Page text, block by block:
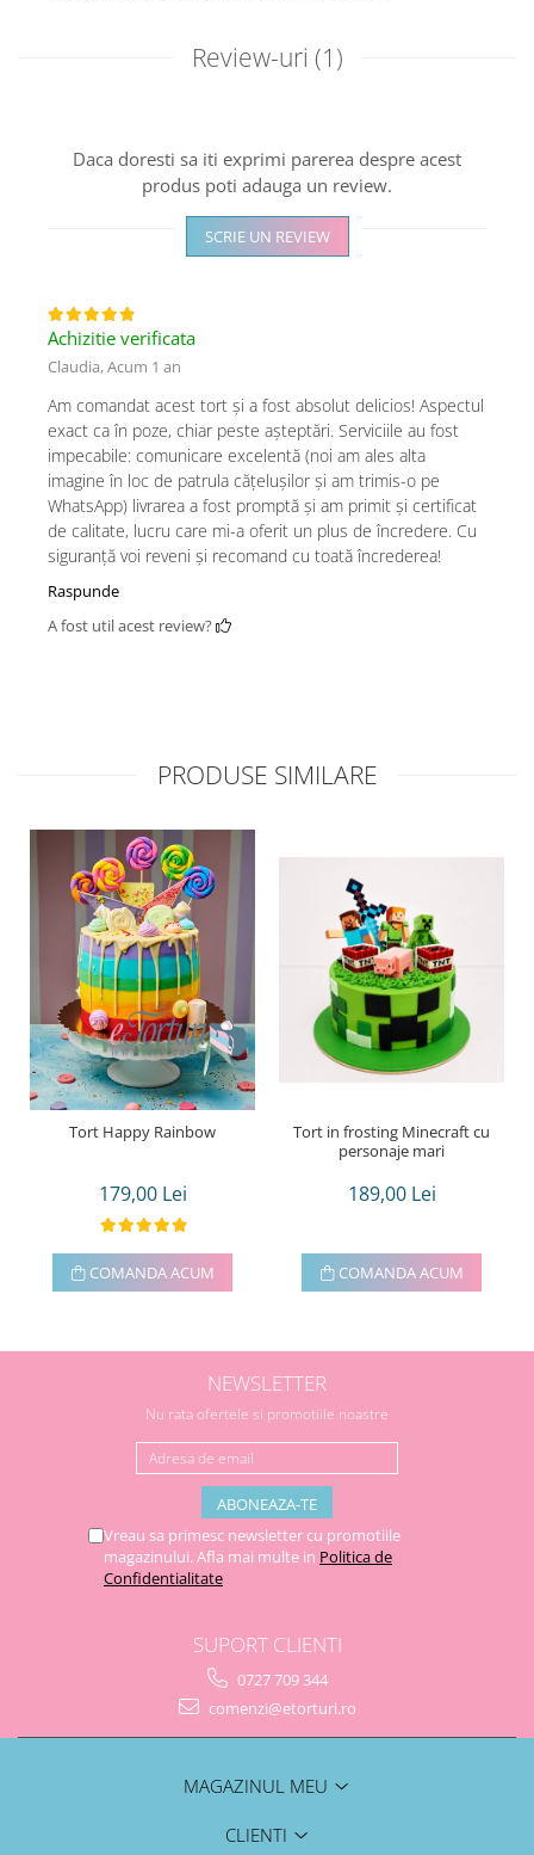
Review-uri (1)
Daca doresti sa iti exprimi parerea despre acest
produs poti adauga un review.
SCRIE UN REVIEW
Achizitie verificata
Claudia,Acum 1 an
Am comandat acest tort și a fost absolut delicios! Aspectul
exact ca în poze, chiar peste așteptări. Serviciile au fost
impecabile: comunicare excelentă (noi am ales alta
imagine în loc de patrula cățelușilor și am trimis-o pe
WhatsApp) livrarea a fost promptă și am primit și certificat
de calitate, lucru care mi-a oferit un plus de încredere. Cu
siguranță voi reveni și recomand cu toată încrederea!
Raspunde
A fost util acest review?
PRODUSE SIMILARE
Tort Happy Rainbow
179,00 Lei
COMANDA ACUM
Tort in frosting Minecraft cu
personaje mari
189,00 Lei
COMANDA ACUM
NEWSLETTER
Nu rata ofertele si promotiile noastre
Vreau sa primesc newsletter cu promotiile
magazinului. Afla mai multe in Politica de
Confidentialitate
SUPORT CLIENTI
0727 709 344
comenzi@etorturi.ro
MAGAZINUL MEU
CLIENTI